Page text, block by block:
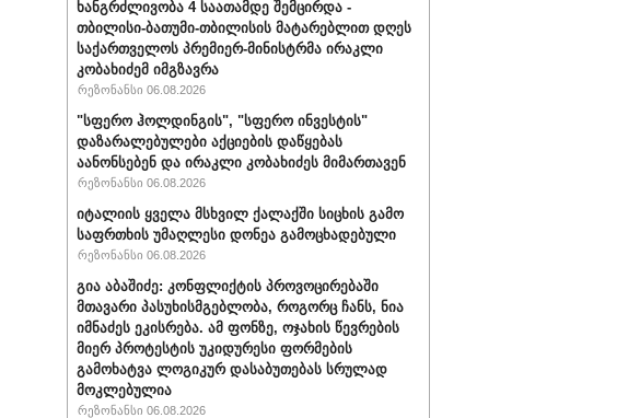
ხანგრძლივობა 4 საათამდე შემცირდა -
თბილისი-ბათუმი-თბილისის მატარებლით დღეს
საქართველოს პრემიერ-მინისტრმა ირაკლი
კობახიძემ იმგზავრა
რეზონანსი 06.08.2026
"სფერო ჰოლდინგის", "სფერო ინვესტის"
დაზარალებულები აქციების დაწყებას
აანონსებენ და ირაკლი კობახიძეს მიმართავენ
რეზონანსი 06.08.2026
იტალიის ყველა მსხვილ ქალაქში სიცხის გამო
საფრთხის უმაღლესი დონეა გამოცხადებული
რეზონანსი 06.08.2026
გია აბაშიძე: კონფლიქტის პროვოცირებაში
მთავარი პასუხისმგებლობა, როგორც ჩანს, ნია
იმნაძეს ეკისრება. ამ ფონზე, ოჯახის წევრების
მიერ პროტესტის უკიდურესი ფორმების
გამოხატვა ლოგიკურ დასაბუთებას სრულად
მოკლებულია
რეზონანსი 06.08.2026